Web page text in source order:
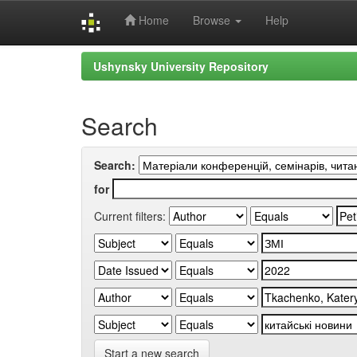
Home Browse Help
Ushynsky University Repository
Search
Search:
for
Current filters:
Start a new search